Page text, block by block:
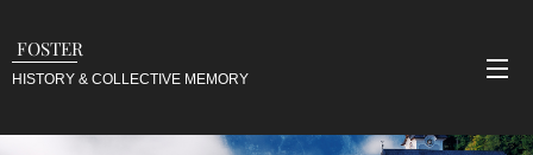
FOSTER
HISTORY & COLLECTIVE MEMORY